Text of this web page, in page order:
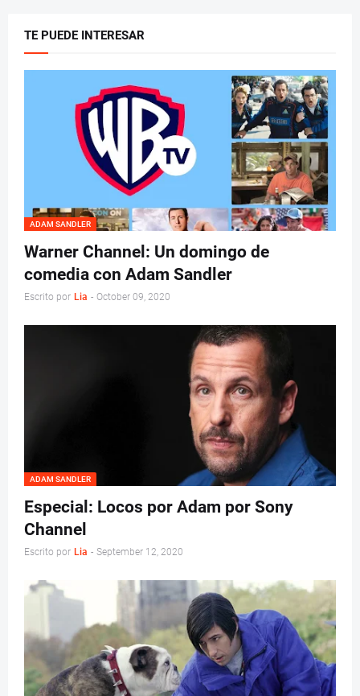
TE PUEDE INTERESAR
ADAM SANDLER
Warner Channel: Un domingo de
comedia con Adam Sandler
Escrito por Lia - October 09, 2020
ADAM SANDLER
Especial: Locos por Adam por Sony
Channel
Escrito por Lia - September 12, 2020